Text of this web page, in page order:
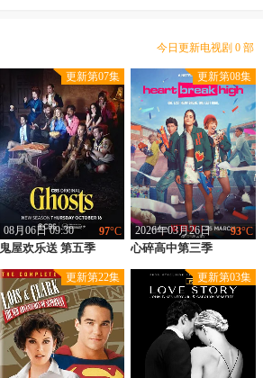
今日更新电视剧 0 部
豆瓣优片库，万部电视剧在线选
现已收录电视剧 2567 部
更新第07集
97°C
鬼屋欢乐送 第五季
08月06日 09:30
类型：欧美
上映：2025
地区：美国
导演：未知
主演：罗丝·麦克莱弗
更新第08集
93°C
心碎高中第三季
2026年03月26日
类型：欧美
上映：2026
地区： 澳大利亚
Jessie,Oldfield,亚当·默费特,蒂格·泰雷拉
主演：阿耶莎·玛顿,詹姆斯·马约斯,克洛伊·海登,阿什·亚斯本切克,托马斯·韦瑟罗尔,威尔·麦克唐纳,杰玛·崔特兰,布林·查普曼·帕里什,雪莉-李·沃森,布罗迪·汤森,瑞切尔·豪斯,琪卡·伊科维,卡尔塔尼亚·梅纳德,凯特琳·阿迪内尔,阿梅莉·克隆伯格,约翰·索尔,Aki,Munroe,乔治·西米齐斯,本·特兰德,威廉·麦肯纳
更新第22集 更新第03集